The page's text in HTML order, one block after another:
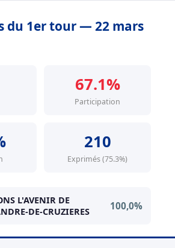
du 1er tour — 22 mars
67.1%
Participation
210
Exprimés (75.3%)
L'AVENIR DE
DE-CRUZIERES
100,0%